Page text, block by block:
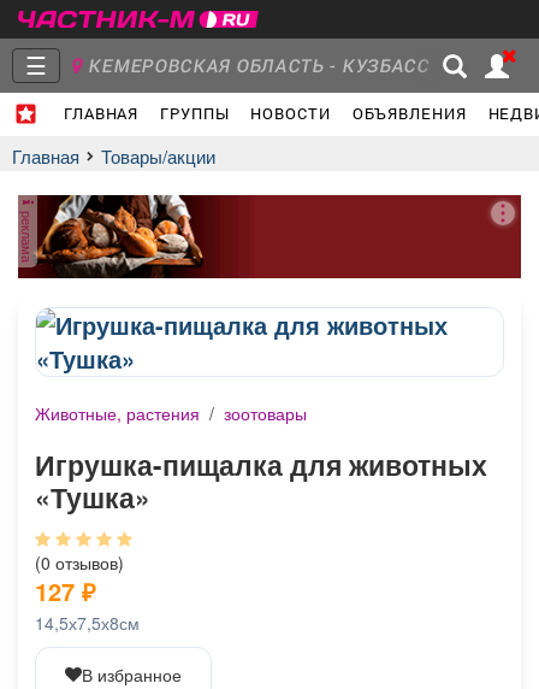
☰ КЕМЕРОВСКАЯ ОБЛАСТЬ - КУЗБАСС
ГЛАВНАЯ ГРУППЫ НОВОСТИ ОБЪЯВЛЕНИЯ
Главная
Объявления Недвижимость Услуги
Работа Транспорт
Афиша
Главная Товары/акции
реклама
Животные, растения / зоотовары
Игрушка-пищалка для животных
«Тушка»
(0 отзывов)
127 ₽
14,5х7,5х8см
В избранное